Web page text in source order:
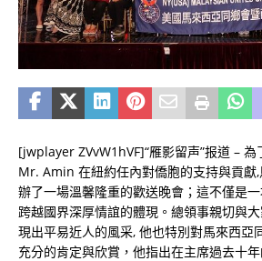
[jwplayer ZVvW1hVF]“雁影留声”报道 –
Mr. Amin 在紐約任內對僑胞的支持與貢獻
辦了一場溫馨隆重的歡送晚會；這不僅是
跨越國界深厚情誼的體現。總領事親切與
現出平易近人的風采, 他也特別對馬來西亞
充分的肯定與欣賞，他指出在主席過去十